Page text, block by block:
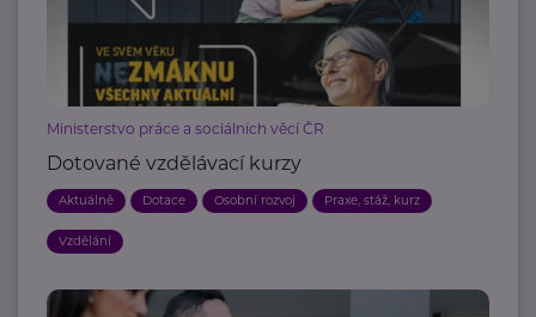
Ministerstvo práce a sociálních věcí ČR
Dotované vzdělávací kurzy
Aktuálně Dotace Osobní rozvoj Praxe, stáž, kurz
Vzdělání